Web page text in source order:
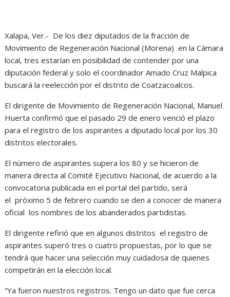
Xalapa, Ver.- De los diez diputados de la fracción de
Movimiento de Regeneración Nacional (Morena) en la Cámara
local, tres estarían en posibilidad de contender por una
diputación federal y solo el coordinador Amado Cruz Malpica
buscará la reelección por el distrito de Coatzacoalcos.
El dirigente de Movimiento de Regeneración Nacional, Manuel
Huerta confirmó que el pasado 29 de enero venció el plazo
para el registro de los aspirantes a diputado local por los 30
distritos electorales.
El número de aspirantes supera los 80 y se hicieron de
manera directa al Comité Ejecutivo Nacional, de acuerdo a la
convocatoria publicada en el portal del partido, será
el próximo 5 de febrero cuando se den a conocer de manera
oficial los nombres de los abanderados partidistas.
El dirigente refirió que en algunos distritos el registro de
aspirantes superó tres o cuatro propuestas, por lo que se
tendrá que hacer una selección muy cuidadosa de quienes
competirán en la elección local.
“Ya fueron nuestros registros. Tengo un dato que fue cerca